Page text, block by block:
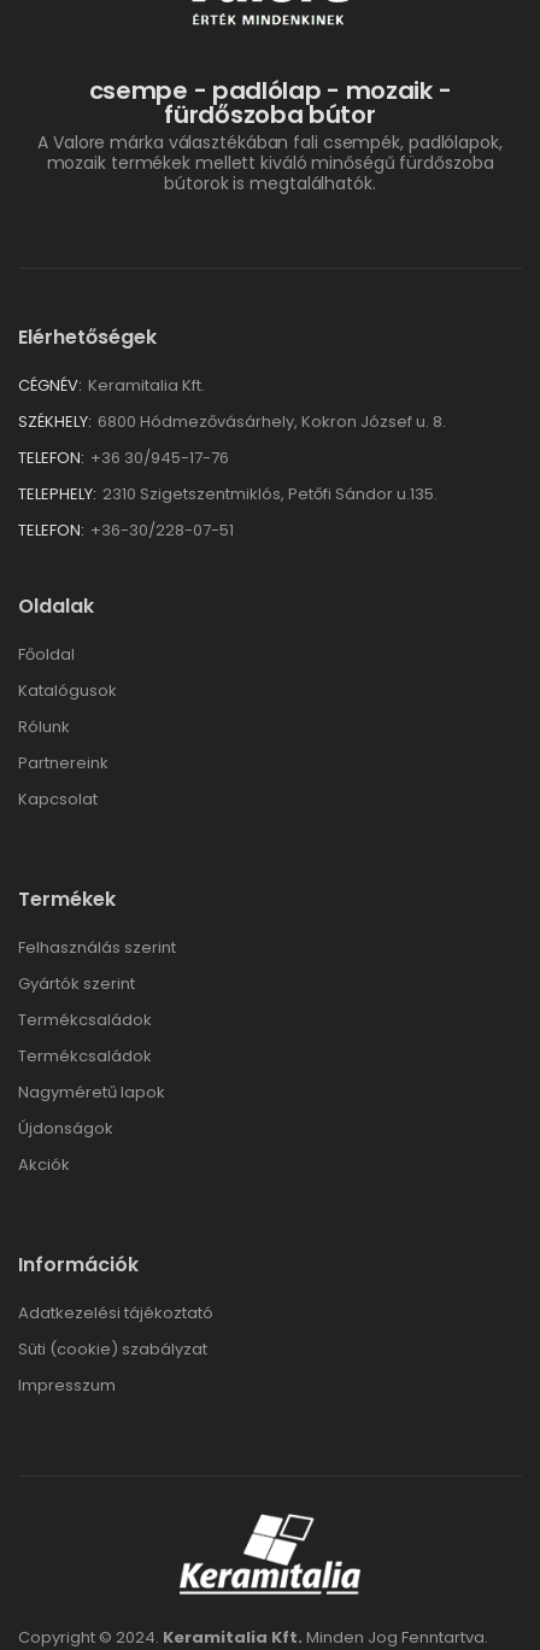
csempe - padlólap - mozaik -
fürdőszoba bútor
A Valore márka választékában fali csempék, padlólapok,
mozaik termékek mellett kiváló minőségű fürdőszoba
bútorok is megtalálhatók.
Elérhetőségek
CÉGNÉV: Keramitalia Kft.
SZÉKHELY: 6800 Hódmezővásárhely, Kokron József u. 8.
TELEFON: +36 30/945-17-76
TELEPHELY: 2310 Szigetszentmiklós, Petőfi Sándor u.135.
TELEFON: +36-30/228-07-51
Oldalak
Főoldal
Katalógusok
Rólunk
Partnereink
Kapcsolat
Termékek
Felhasználás szerint
Gyártók szerint
Termékcsaládok
Termékcsaládok
Nagyméretű lapok
Újdonságok
Akciók
Információk
Adatkezelési tájékoztató
Süti (cookie) szabályzat
Impresszum
Copyright © 2024. Keramitalia Kft. Minden Jog Fenntartva.